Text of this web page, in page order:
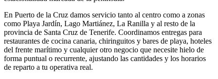
En Puerto de la Cruz damos servicio tanto al centro como a zonas
como Playa Jardín, Lago Martiánez, La Ranilla y al resto de la
provincia de Santa Cruz de Tenerife. Coordinamos entregas para
restaurantes de cocina canaria, chiringuitos y bares de playa, hoteles
del frente marítimo y cualquier otro negocio que necesite hielo de
forma puntual o recurrente, ajustando las cantidades y los horarios
de reparto a tu operativa real.